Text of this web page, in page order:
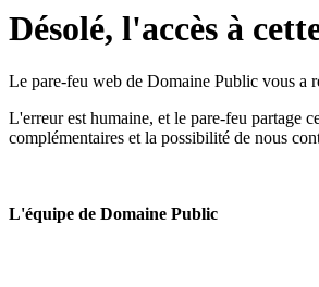
Désolé, l'accès à
Le pare-feu web de Domaine Public vous a
L'erreur est humaine, et le pare-feu partage
complémentaires et la possibilité de nous
L'équipe de Domaine Public